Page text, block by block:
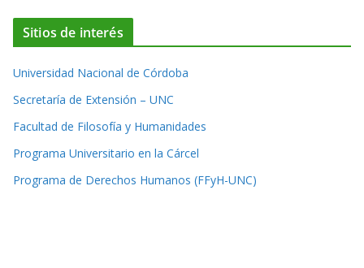
Sitios de interés
Universidad Nacional de Córdoba
Secretaría de Extensión – UNC
Facultad de Filosofía y Humanidades
Programa Universitario en la Cárcel
Programa de Derechos Humanos (FFyH-UNC)